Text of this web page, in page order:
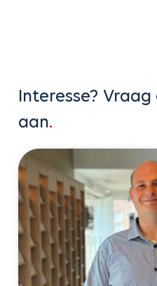
Interesse?
aan